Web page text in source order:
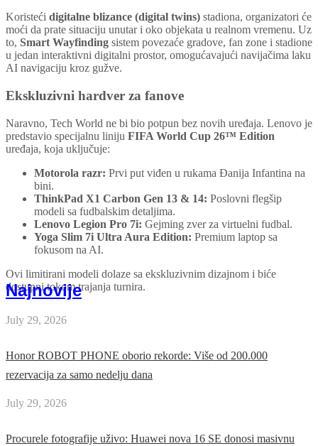
Koristeći digitalne blizance (digital twins) stadiona, organizatori će
moći da prate situaciju unutar i oko objekata u realnom vremenu. Uz
to, Smart Wayfinding sistem povezaće gradove, fan zone i stadione
u jedan interaktivni digitalni prostor, omogućavajući navijačima laku
AI navigaciju kroz gužve.
Ekskluzivni hardver za fanove
Naravno, Tech World ne bi bio potpun bez novih uređaja. Lenovo je
predstavio specijalnu liniju FIFA World Cup 26™ Edition
uređaja, koja uključuje:
Motorola razr: Prvi put viđen u rukama Đanija Infantina na
bini.
ThinkPad X1 Carbon Gen 13 & 14: Poslovni flegšip
modeli sa fudbalskim detaljima.
Lenovo Legion Pro 7i: Gejming zver za virtuelni fudbal.
Yoga Slim 7i Ultra Aura Edition: Premium laptop sa
fokusom na AI.
Ovi limitirani modeli dolaze sa ekskluzivnim dizajnom i biće
dostupni tokom trajanja turnira.
Najnovije
July 29, 2026
Honor ROBOT PHONE oborio rekorde: Više od 200.000
rezervacija za samo nedelju dana
July 29, 2026
Procurele fotografije uživo: Huawei nova 16 SE donosi masivnu